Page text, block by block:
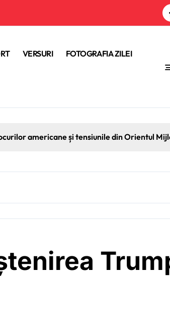
VERSURI FOTOGRAFIA ZILEI
americane și tensiunile din Orientul